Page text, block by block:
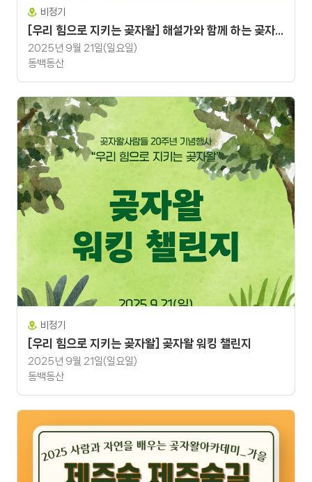
비정기
[우리 힘으로 지키는 곶자왈] 해설가와 함께 하는 곶자왈 탐방 "작은 생명들이 들려주는 곶자왈 이야기"
2025년 9월 21일(일요일)
동백동산
비정기
[우리 힘으로 지키는 곶자왈] 곶자왈 워킹 챌린지
2025년 9월 21일(일요일)
동백동산